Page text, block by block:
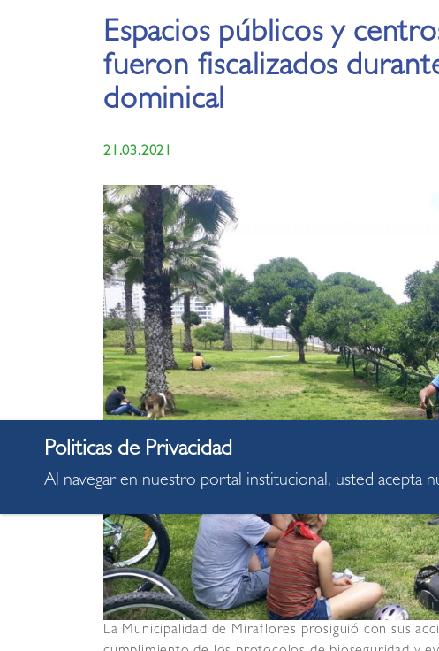
Espacios públicos y
fueron fiscalizados
dominical
21.03.2021
La Municipalidad de Miraflores prosiguió con sus
Al navegar en nuestro portal institucional, usted acepta